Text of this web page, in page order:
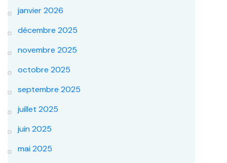
janvier 2026
décembre 2025
novembre 2025
octobre 2025
septembre 2025
juillet 2025
juin 2025
mai 2025